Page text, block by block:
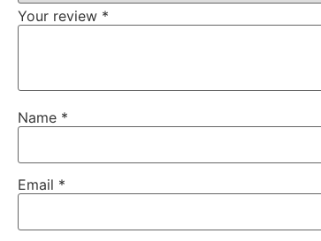
Your review *
Name *
Email *